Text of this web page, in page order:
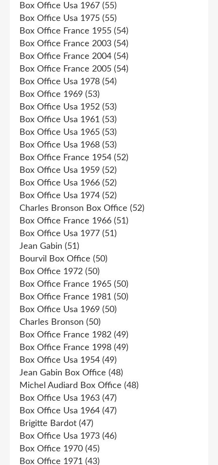
Box Office Usa 1967 (55)
Box Office Usa 1975 (55)
Box Office France 1955 (54)
Box Office France 2003 (54)
Box Office France 2004 (54)
Box Office France 2005 (54)
Box Office Usa 1978 (54)
Box Office 1969 (53)
Box Office Usa 1952 (53)
Box Office Usa 1961 (53)
Box Office Usa 1965 (53)
Box Office Usa 1968 (53)
Box Office France 1954 (52)
Box Office Usa 1959 (52)
Box Office Usa 1966 (52)
Box Office Usa 1974 (52)
Charles Bronson Box Office (52)
Box Office France 1966 (51)
Box Office Usa 1977 (51)
Jean Gabin (51)
Bourvil Box Office (50)
Box Office 1972 (50)
Box Office France 1965 (50)
Box Office France 1981 (50)
Box Office Usa 1969 (50)
Charles Bronson (50)
Box Office France 1982 (49)
Box Office France 1998 (49)
Box Office Usa 1954 (49)
Jean Gabin Box Office (48)
Michel Audiard Box Office (48)
Box Office Usa 1963 (47)
Box Office Usa 1964 (47)
Brigitte Bardot (47)
Box Office Usa 1973 (46)
Box Office 1970 (45)
Box Office 1971 (43)